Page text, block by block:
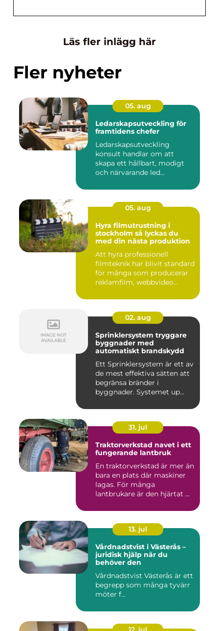
Läs fler inlägg här
Fler nyheter
05. aug
Ledarskapsutveckling för
framtidens chefer
Ledarskapsutveckling
konsult handlar om att
skapa ett hållbart, modigt
och närvarande led...
05. aug
Hyra filmutrustning i
stockholm så lyckas du
med din nästa produktion
Att hyra professionell
filmteknik har blivit standard
för många som producerar
reklamfilm, webbvideo...
02. aug
Sprinklersystem tryggare
byggnader med
automatiskt brandskydd
Ett Sprinklersystem är ett av
de mest effektiva sätten att
begränsa bränder i
byggnader. Systemet up...
31. jul
Traktorverkstad navet i ett
fungerande lantbruk
En traktorverkstad är mer än
bara en plats där maskiner
lagas. För många
lantbrukare är den hjärtat ...
13. jul
Vårdnadstvist i Västerås –
juridisk hjälp när du
behöver den
Vårdnadstvist Västerås är ett
begrepp som många tyvärr
möter f...